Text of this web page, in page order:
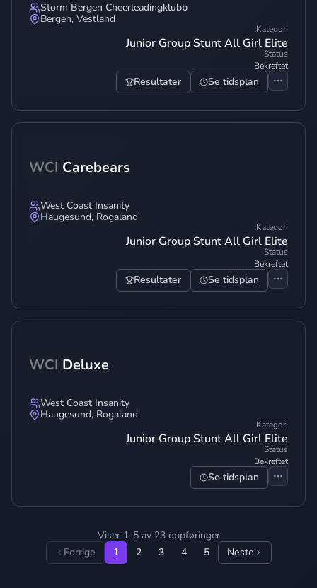
Storm Bergen Cheerleadingklubb
Bergen, Vestland
Kategori
Junior Group Stunt All Girl Elite
Status
Bekreftet
Resultater Se tidsplan
WCI Carebears
West Coast Insanity
Haugesund, Rogaland
Kategori
Junior Group Stunt All Girl Elite
Status
Bekreftet
Resultater Se tidsplan
WCI Deluxe
West Coast Insanity
Haugesund, Rogaland
Kategori
Junior Group Stunt All Girl Elite
Status
Bekreftet
Se tidsplan
Viser 1-5 av 23 oppføringer
Forrige
1 2 3 4 5 Neste